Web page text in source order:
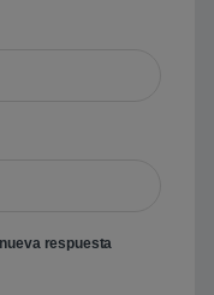
respuesta